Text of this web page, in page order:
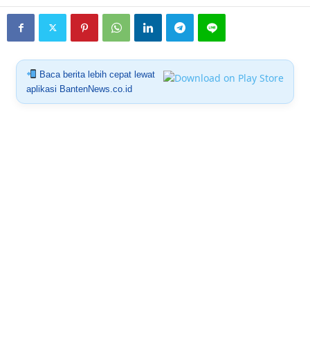
Baca berita lebih cepat lewat
aplikasi BantenNews.co.id